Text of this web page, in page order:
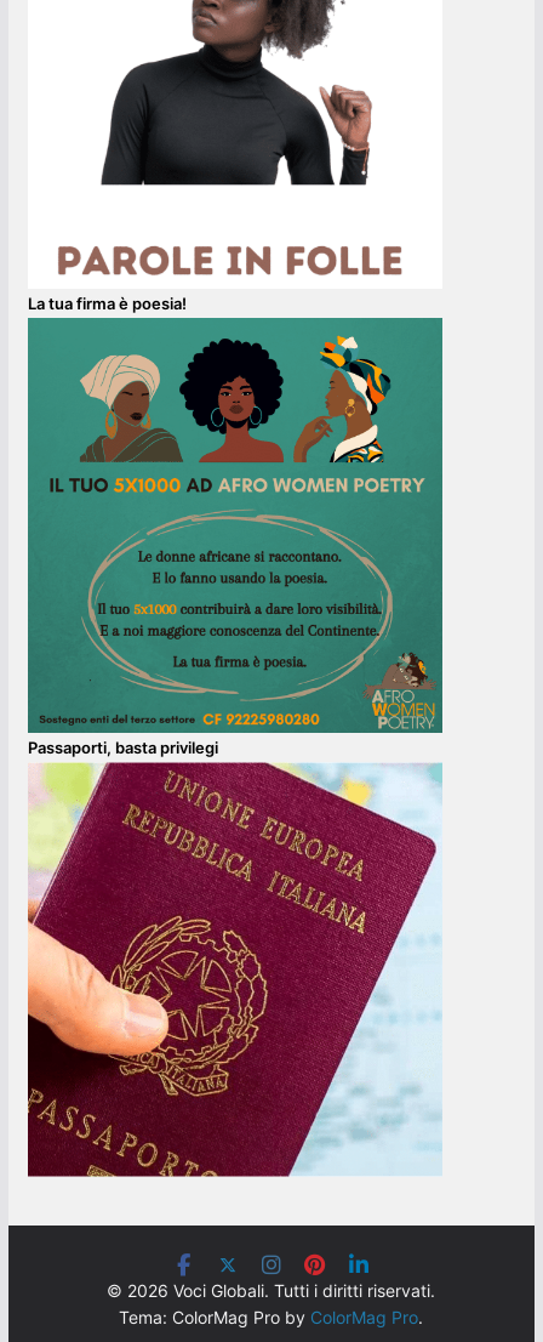
La tua firma è poesia!
Passaporti, basta privilegi
© 2026 Voci Globali. Tutti i diritti riservati.
Tema: ColorMag Pro by ColorMag Pro.